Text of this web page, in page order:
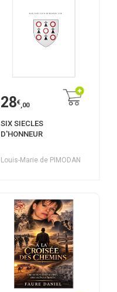
28€,00
SIX SIECLES
D'HONNEUR
Louis-Marie de PIMODAN